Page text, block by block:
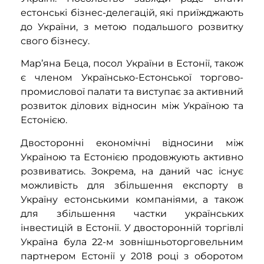
естонські бізнес-делегацій, які приїжджають
до України, з метою подальшого розвитку
свого бізнесу.
Мар’яна Беца, посол України в Естонії, також
є членом Українсько-Естонської торгово-
промислової палати та виступає за активний
розвиток ділових відносин між Україною та
Естонією.
Двосторонні економічні відносини між
Україною та Естонією продовжують активно
розвиватись. Зокрема, на даний час існує
можливість для збільшення експорту в
Україну естонськими компаніями, а також
для збільшення частки українських
інвестицій в Естонії. У двосторонній торгівлі
Україна була 22-м зовнішньоторговельним
партнером Естонії у 2018 році з оборотом